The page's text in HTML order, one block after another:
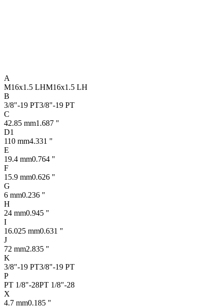
A
M16x1.5 LHM16x1.5 LH
B
3/8"-19 PT3/8"-19 PT
C
42.85 mm1.687 "
D1
110 mm4.331 "
E
19.4 mm0.764 "
F
15.9 mm0.626 "
G
6 mm0.236 "
H
24 mm0.945 "
I
16.025 mm0.631 "
J
72 mm2.835 "
K
3/8"-19 PT3/8"-19 PT
P
PT 1/8"-28PT 1/8"-28
X
4.7 mm0.185 "